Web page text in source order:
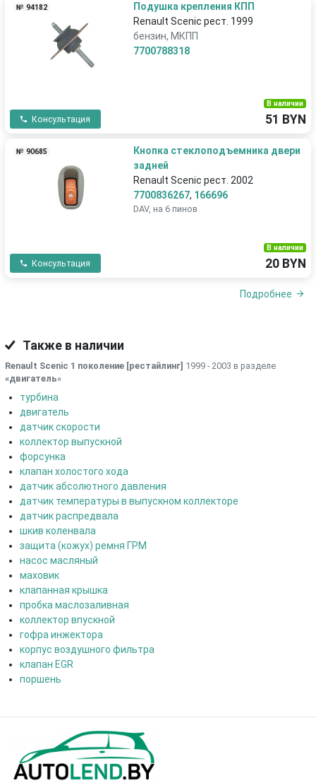
№ 94182
Подушка крепления КПП
Renault Scenic рест. 1999
бензин, МКПП
7700788318
Консультация
В наличии
51 BYN
№ 90685
Кнопка стеклоподъемника двери
задней
Renault Scenic рест. 2002
7700836267, 166696
DAV, на 6 пинов
Консультация
В наличии
20 BYN
Подробнее
Также в наличии
Renault Scenic 1 поколение [рестайлинг] 1999 - 2003 в разделе
«двигатель»
турбина
двигатель
датчик скорости
коллектор выпускной
форсунка
клапан холостого хода
датчик абсолютного давления
датчик температуры в выпускном коллекторе
датчик распредвала
шкив коленвала
защита (кожух) ремня ГРМ
насос масляный
маховик
клапанная крышка
пробка маслозаливная
коллектор впускной
гофра инжектора
корпус воздушного фильтра
клапан EGR
поршень